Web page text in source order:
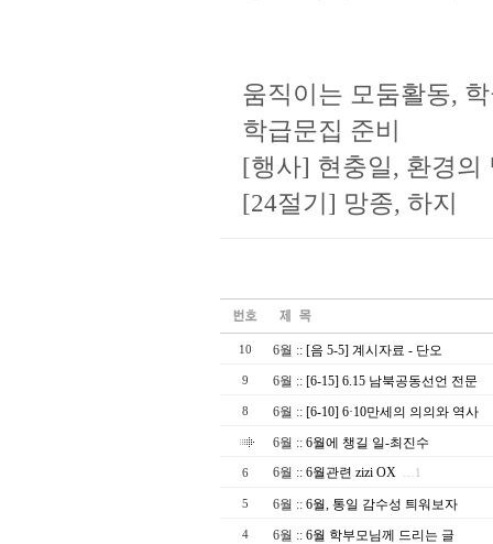
움직이는 모둠활동,
학급문집 준비
[행사] 현충일, 환경의
[24절기] 망종, 하지
10 6월 :: [음 5-5] 계시자료 - 단오
9 6월 :: [6-15] 6.15 남북공동선언 전문
8 6월 :: [6-10] 6·10만세의 의의와 역사
6월 :: 6월에 챙길 일-최진수
6 6월 :: 6월관련 zizi OX …1
5 6월 :: 6월, 통일 감수성 틔워보자
4 6월 :: 6월 학부모님께 드리는 글